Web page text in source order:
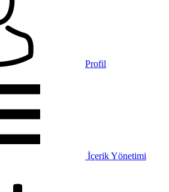
Profil
İçerik Yönetimi